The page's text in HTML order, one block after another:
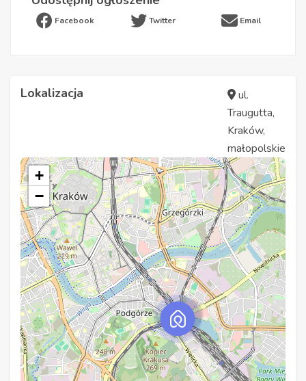
Facebook Twitter Email
Lokalizacja
ul.
Traugutta,
Kraków,
małopolskie
+
−